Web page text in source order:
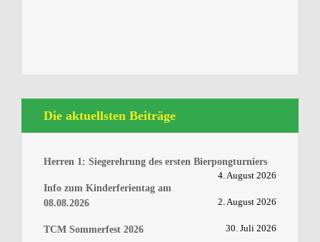
Die aktuellsten Beiträge
Herren 1: Siegerehrung des ersten Bierpongturniers
4. August 2026
Info zum Kinderferientag am
08.08.2026
2. August 2026
TCM Sommerfest 2026 30. Juli 2026